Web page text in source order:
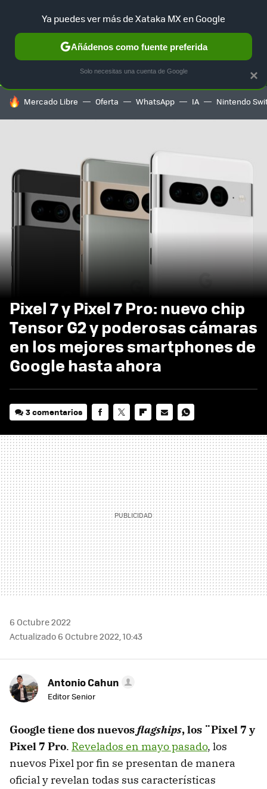
SELECCIÓN GAMING HOME AUTO TERRITORIO
HOY SE HABLA DE
Mercado Libre Oferta WhatsApp IA Nintendo
Pixel 7 y Pixel 7 Pro: nuevo chip
Tensor G2 y poderosas cámaras
en los mejores smartphones de
Google hasta ahora
3 comentarios
MAIL
6 Octubre 2022
Actualizado 6 Octubre 2022, 10:43
Antonio Cahun
Editor Senior
Google tiene dos nuevosflagships, los ¨Pixel 7 y
Pixel 7 Pro. Revelados en mayo pasado, los
nuevos Pixel por fin se presentan de manera
oficial y revelan todas sus características
×
Ya puedes ver más de Xataka MX en Google
Añádenos como fuente preferida
Solo necesitas una cuenta de Google